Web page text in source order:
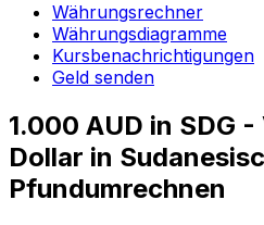
Währungsrechner
Währungsdiagramme
Kursbenachrichtigungen
Geld senden
1.000 AUD in SDG
Dollar in
Pfundumrechnen